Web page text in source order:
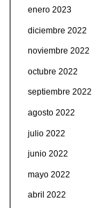
enero 2023
diciembre 2022
noviembre 2022
octubre 2022
septiembre 2022
agosto 2022
julio 2022
junio 2022
mayo 2022
abril 2022